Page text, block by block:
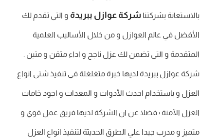
بالاستعانة بشركتنا شركة عوازل ببريدة و التى تقدم لك
الأفضل في عالم العوازل و من خلال الأساليب العلمية
المتقدمة و التى تضمن لك عزل ناجح و اداء متقن و متين .
شركة عوازل ببريدة لديها خبرة متغلغلة في تنفيذ شتى انواع
العزل و باستخدام احدث الأدوات و المعدات و اجود خامات
العزل الآمنة ؛ فضلا عن ان الشركة لديها فريق عمل قوي و
متميز و مدرب جيدا علي الطرق الحديثة لتنفيذ انواع العزل